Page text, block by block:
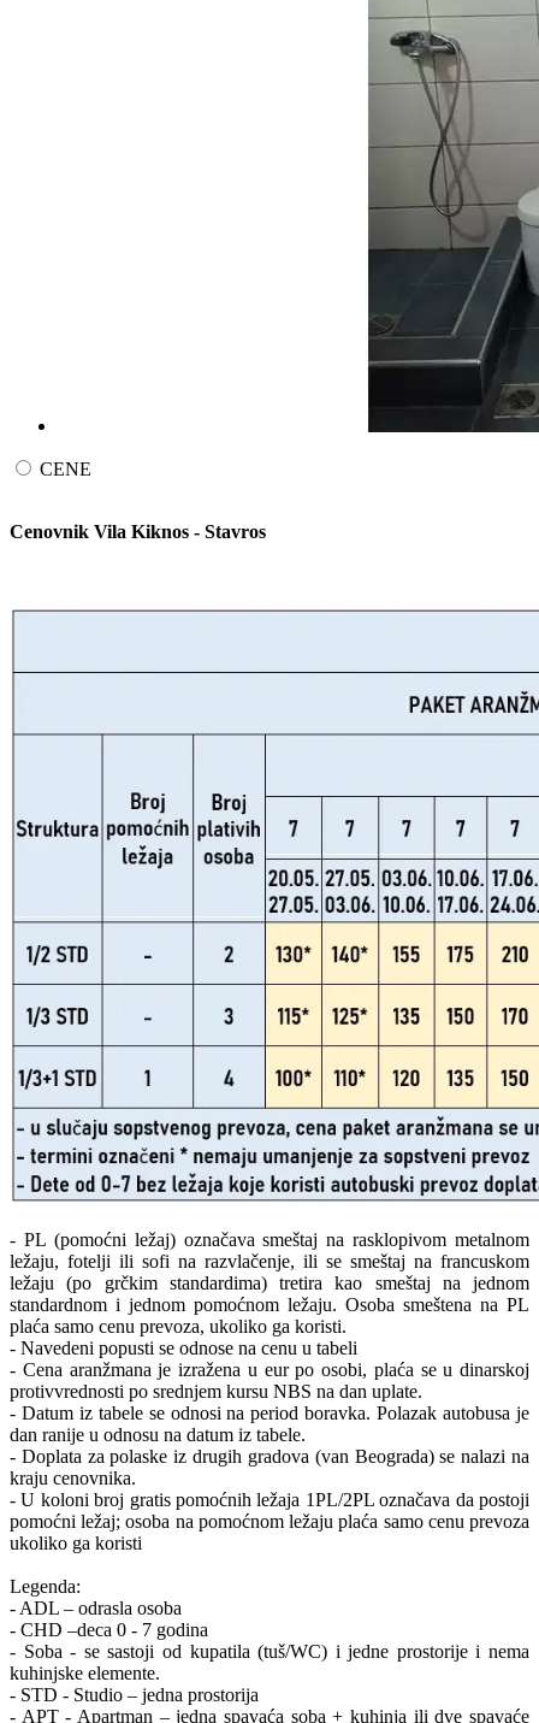
CENE
Cenovnik Vila Kiknos - Stavros
- PL (pomoćni ležaj) označava smeštaj na rasklopivom metalnom
ležaju, fotelji ili sofi na razvlačenje, ili se smeštaj na francuskom
ležaju (po grčkim standardima) tretira kao smeštaj na jednom
standardnom i jednom pomoćnom ležaju. Osoba smeštena na PL
plaća samo cenu prevoza, ukoliko ga koristi.
- Navedeni popusti se odnose na cenu u tabeli
- Cena aranžmana je izražena u eur po osobi, plaća se u dinarskoj
protivvrednosti po srednjem kursu NBS na dan uplate.
- Datum iz tabele se odnosi na period boravka. Polazak autobusa je
dan ranije u odnosu na datum iz tabele.
- Doplata za polaske iz drugih gradova (van Beograda) se nalazi na
kraju cenovnika.
- U koloni broj gratis pomoćnih ležaja 1PL/2PL označava da postoji
pomoćni ležaj; osoba na pomoćnom ležaju plaća samo cenu prevoza
ukoliko ga koristi
Legenda:
- ADL – odrasla osoba
- CHD –deca 0 - 7 godina
- Soba - se sastoji od kupatila (tuš/WC) i jedne prostorije i nema
kuhinjske elemente.
- STD - Studio – jedna prostorija
- APT - Apartman – jedna spavaća soba + kuhinja ili dve spavaće